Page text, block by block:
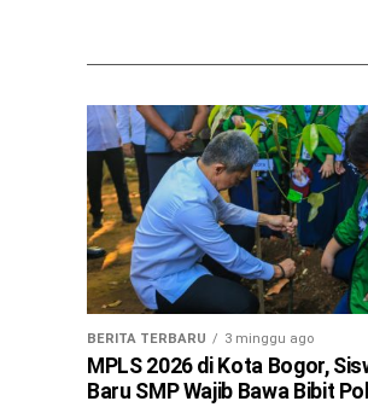
BERITA TERBARU 3 minggu ago
MPLS 2026 di Kota Bogor,
Baru SMP Wajib Bawa Bibit